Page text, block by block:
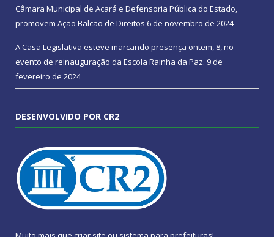
Câmara Municipal de Acará e Defensoria Pública do Estado,
promovem Ação Balcão de Direitos 6 de novembro de 2024
A Casa Legislativa esteve marcando presença ontem, 8, no
evento de reinauguração da Escola Rainha da Paz. 9 de
fevereiro de 2024
DESENVOLVIDO POR CR2